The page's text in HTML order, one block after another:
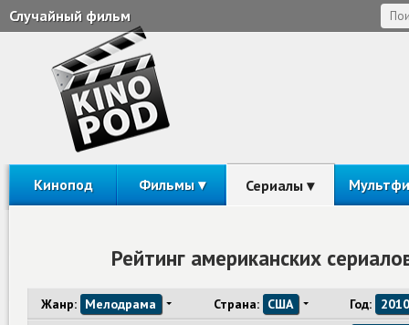
Случайный фильм
Кинопод Фильмы Сериалы
Рейтинг американских
Жанр: Мелодрама Страна: США Год: